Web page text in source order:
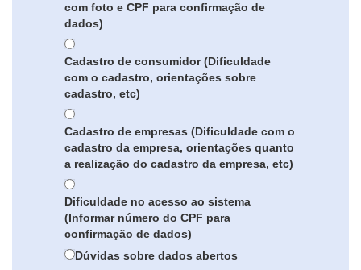
com foto e CPF para confirmação de
dados)
Cadastro de consumidor (Dificuldade
com o cadastro, orientações sobre
cadastro, etc)
Cadastro de empresas (Dificuldade com o
cadastro da empresa, orientações quanto
a realização do cadastro da empresa, etc)
Dificuldade no acesso ao sistema
(Informar número do CPF para
confirmação de dados)
Dúvidas sobre dados abertos